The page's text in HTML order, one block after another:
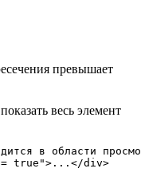
превышает
весь элемент
в области
= true ">...</div>